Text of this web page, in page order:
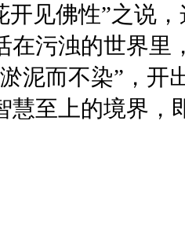
开见佛性”之说
在污浊的世界里
泥而不染”，开
慧至上的境界，